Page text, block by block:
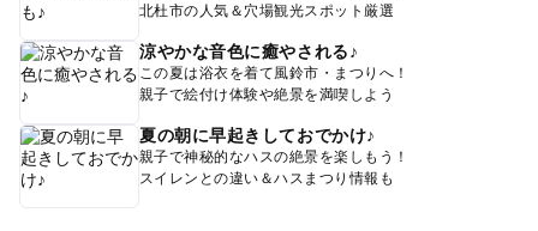
北杜市の人気＆穴場観光スポット厳選
涼やかな音色に癒やされる♪
この夏は浴衣を着て風鈴市・まつりへ！
親子で絵付け体験や絶景を満喫しよう
夏の朝に早起きしておでかけ♪
親子で神秘的なハスの絶景を楽しもう！
スイレンとの違い＆ハスまつり情報も